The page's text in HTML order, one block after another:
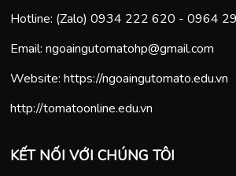
Hotline: (Zalo) 0934 222 620 - 0964
Email: ngoaingutomatohp@gmail.com
Website: https://ngoaingutomato.edu.vn
http://tomatoonline.edu.vn
KẾT NỐI VỚI CHÚNG TÔI